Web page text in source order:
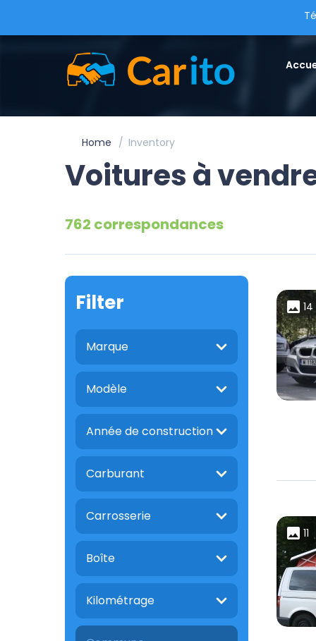
Home Inventory
Voitures à
762 correspondances
Filter
Marque
Modèle
Année de construction
Carburant
Carrosserie
Boîte
Kilométrage
14
11